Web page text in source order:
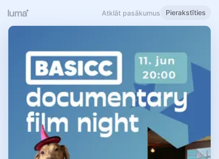
Atklāt pasākumus Pierakstīties